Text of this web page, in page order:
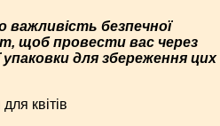
важливість безпечної
щоб провести вас через
упаковки для збереження цих